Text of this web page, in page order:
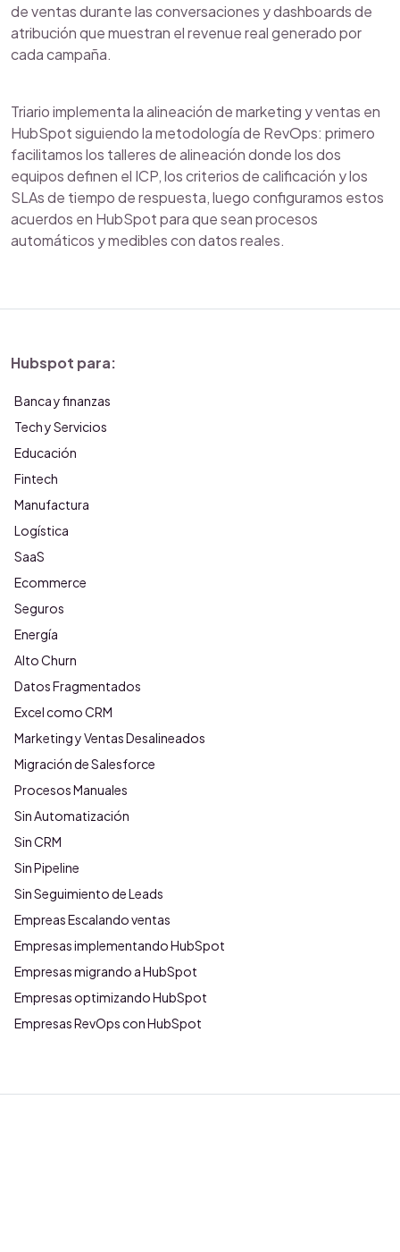
de ventas durante las conversaciones y dashboards de
atribución que muestran el revenue real generado por
cada campaña.
Triario implementa la alineación de marketing y ventas en
HubSpot siguiendo la metodología de RevOps: primero
facilitamos los talleres de alineación donde los dos
equipos definen el ICP, los criterios de calificación y los
SLAs de tiempo de respuesta, luego configuramos estos
acuerdos en HubSpot para que sean procesos
automáticos y medibles con datos reales.
Hubspot para:
Banca y finanzas
Tech y Servicios
Educación
Fintech
Manufactura
Logística
SaaS
Ecommerce
Seguros
Energía
Alto Churn
Datos Fragmentados
Excel como CRM
Marketing y Ventas Desalineados
Migración de Salesforce
Procesos Manuales
Sin Automatización
Sin CRM
Sin Pipeline
Sin Seguimiento de Leads
Empreas Escalando ventas
Empresas implementando HubSpot
Empresas migrando a HubSpot
Empresas optimizando HubSpot
Empresas RevOps con HubSpot